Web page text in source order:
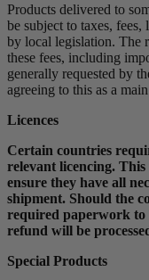
Products delivered to
be subject to taxes,
by local legislation. The
these fees, including
generally requested by
agreeing to this as a
Licences
Certain countries
relevant licencing. This
ensure they have all
shipment. Should the
required paperwork to
refund will be
Special Products